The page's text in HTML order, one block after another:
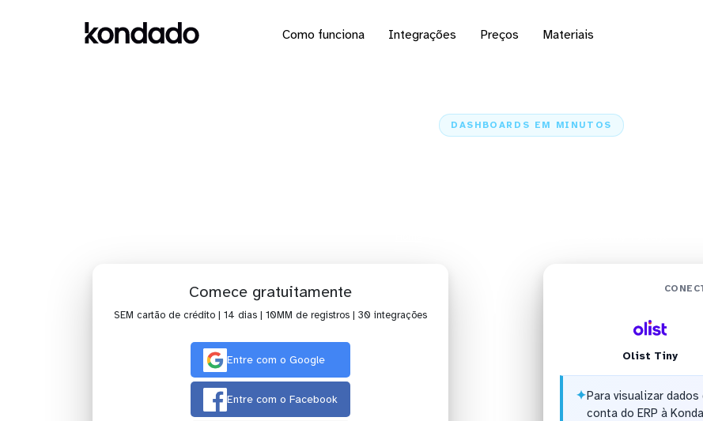
Como funciona Integrações Preços Materiais
DASHBOARDS EM MINUTOS
Comece gratuitamente
SEM cartão de crédito | 14 dias | 10MM de registros | 30 integrações
Entre com o Google
Entre com o Facebook
Olist Tiny
✦Para visualizar
conta do ERP à